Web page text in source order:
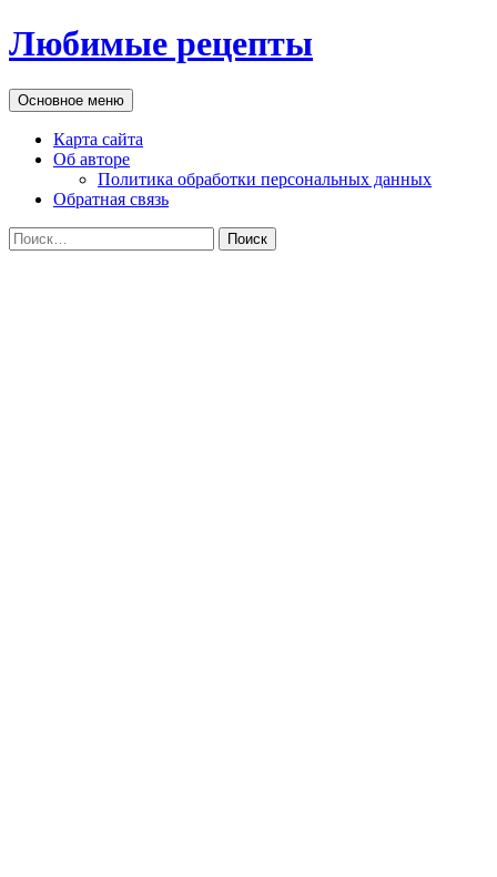
Перейти
к
Любимые рецепты
Поиск
Основное меню
Карта сайта
Об авторе
Политика обработки персональных данных
Обратная связь
Найти: